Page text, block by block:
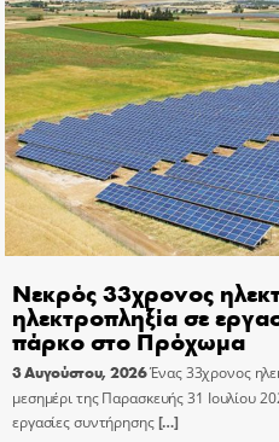
Νεκρός 33χρονος
ηλεκτροπληξία σε
πάρκο στο Πρόχωμα
3 Αυγούστου, 2026Ένας 33χρονος
μεσημέρι της Παρασκευής 31 Ιουλίου
εργασίες συντήρησης[…]